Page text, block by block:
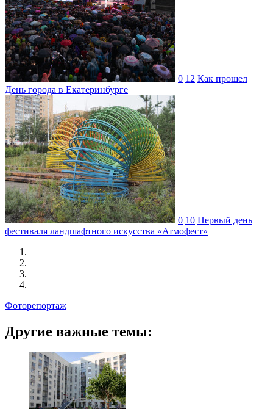
0 12 Как прошел
День города в Екатеринбурге
0 10 Первый день
фестиваля ландшафтного искусства «Атмофест»
Фоторепортаж
Другие важные темы: